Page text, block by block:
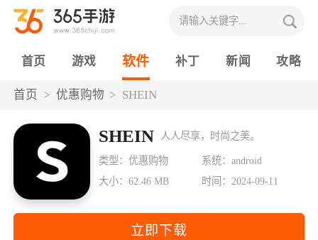
首页 游戏 软件 补丁 新闻 攻略
首页 优惠购物 SHEIN
SHEIN 人人尽享，时尚之美。
类型：优惠购物
系统：android
大小：62.46 MB
时间：2024-09-11
立即下载